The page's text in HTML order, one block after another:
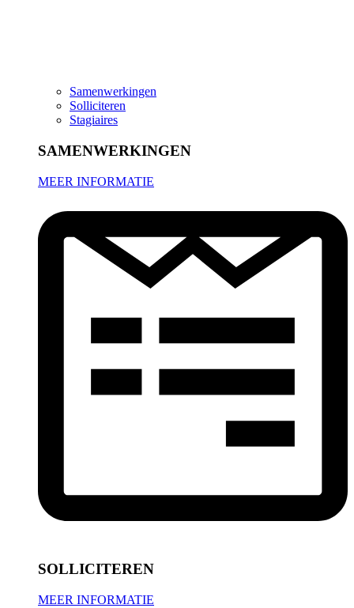
Samenwerkingen
Solliciteren
Stagiaires
SAMENWERKINGEN
MEER INFORMATIE
SOLLICITEREN
MEER INFORMATIE